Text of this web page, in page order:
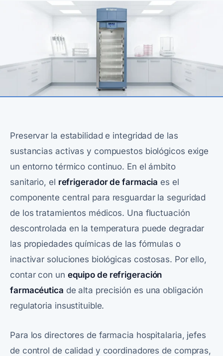
Preservar la estabilidad e integridad de las
sustancias activas y compuestos biológicos exige
un entorno térmico continuo. En el ámbito
sanitario, el refrigerador de farmacia es el
componente central para resguardar la seguridad
de los tratamientos médicos. Una fluctuación
descontrolada en la temperatura puede degradar
las propiedades químicas de las fórmulas o
inactivar soluciones biológicas costosas. Por ello,
contar con un equipo de refrigeración
farmacéutica de alta precisión es una obligación
regulatoria insustituible.
Para los directores de farmacia hospitalaria, jefes
de control de calidad y coordinadores de compras,